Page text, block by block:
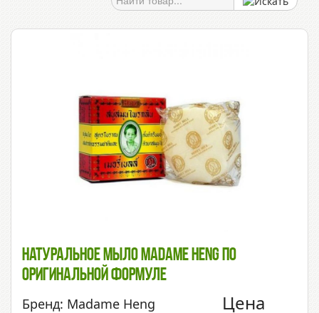
Натуральное Мыло Madame Heng По
Оригинальной Формуле
Бренд: Madame Heng
Цена